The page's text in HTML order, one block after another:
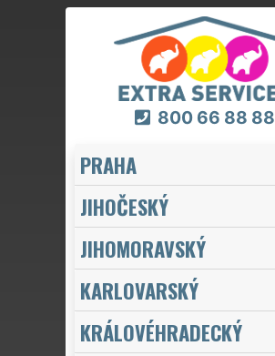
800 66 88 88
PRAHA
JIHOČESKÝ
JIHOMORAVSKÝ
KARLOVARSKÝ
KRÁLOVÉHRADECKÝ